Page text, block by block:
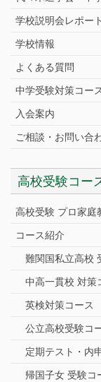
学校説明会レポート
学校情報
よくある質問
中学受験対策コー
入会案内
ご相談・お問い合
高校受験コー
高校受験 プロ家庭
コース紹介
難関国私立高校
中高一貫校 対策
英検対策コース
公立高校受験コ
定期テスト・内
帰国子女 受験コ